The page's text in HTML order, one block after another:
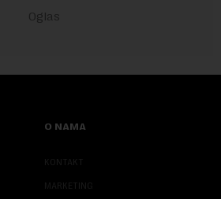
O NAMA
KONTAKT
MARKETING